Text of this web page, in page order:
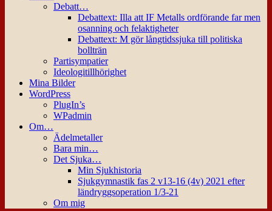
Debatt…
Debattext: Illa att IF Metalls ordförande far men
osanning och felaktigheter
Debattext: M gör långtidssjuka till politiska
bollträn
Partisympatier
Ideologitillhörighet
Mina Bilder
WordPress
PlugIn’s
WPadmin
Om…
Ädelmetaller
Bara min…
Det Sjuka…
Min Sjukhistoria
Sjukgymnastik fas 2 v13-16 (4v) 2021 efter
ländryggsoperation 1/3-21
Om mig